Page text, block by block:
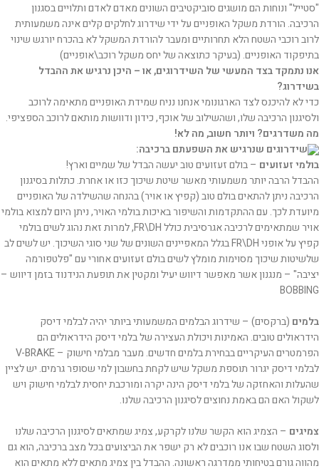
"סטייל" ונוחות הם מושגים סוביקטיבים השונים מאדם לאדם ותלויים בסגנון
הרכיבה. הורדת משקל האופניים על ידי שידרוג לחלקים קלים אינה משמעותית
לרוב רוכבי השטח הלא תחרותיים ומעבר להורדת המשקל לא בהכרח יורגש שינוי
בתיפקוד האופניים. (בעיקר כתוצאה של יחס משקל רוכב\אופניים)
אנו נתמקד בצד המעשי של השידרוגים, או – היכן נרגיש את ההבדל
בשידרוג?
כדי לא להיכנס לצד הארגונומי אנחנו נניח שמידת האופניים מתאימה לרוכב
ולסיגנון הרכיבה שלו, ושהשילוב של אוכף, כידון ודוושות מותאם לרוכב הספציפי.
מה משדרגים? ויותר חשוב, מה לא!
שידרוגים שנרגיש את השפעתם ברכיבה:
בולמי זעזועים – בולם זעזועים טוב יעשה הבדל של שמיים וארץ!
ההבדל הרבה יותר משמעותי מאשר שיטת שיכוך כזו או אחרת. כתלות בסיגנון
הרכיבה ניתן להתאים בולם טוב (קפיץ או אויר) בהנחה שהשילדה של האופניים
מיועדת לכך. עם ההתקדמות והשיפור באיכות בולמי האויר, ניתן היום למצוא בולמי
אויר שמתאימים לרכיבה אגרסיבית כולל FR\DH, למרות זאת נהוג לשים בולמי
קפיץ על אופני FR\DH בגלל המאפיינים השונים של שני סוגי השיכוך. יש לשים לב
שלשיטות שיכוך מסוימות מומלץ לשים בולם זעזועים אחורי עם "פלטפורמה
יציבה" – מנגנון אשר מאפשר דיווש יעיל ומקטין את תופעת הנידנוד בזמן דיווש –
BOBBING
בלמים (ברקסים) – שידרוג הבלמים המשמעותי ביותר יהיה לבלמי דיסק
הידראולים טובים. האמינות ויכולת העצירה של בלמי דיסק הידראולים הם
הפרמטרים העיקריים בבחירת בלמים חדשים. מעבר מבלמי חישוק – V-BRAKE
לבלמי דיסק יגרור תוספת משקל שיש לקחת בחשבון למי שסופר גרמים. יש לציין
שהעלות והאחזקה של בלמי דיסק הינה יקרה ומורכבת יחסית לבלמי חישוק ויש
לשקול האם הם באמת נחוצים לסיגנון הרכיבה שלנו.
צמיגים – הצמיג הוא הקשר שלנו לקרקע, צמיג שמתאים לסיגנון הרכיבה שלנו
ולסוג השטח שבו אנו רוכבים לא רק ישפר את הביצועים בכל מצב ברכיבה, הוא גם
מהווה גורם בטיחותי ממדרגה ראשונה. ההבדל בין צמיג מתאים ללא מתאים הוא